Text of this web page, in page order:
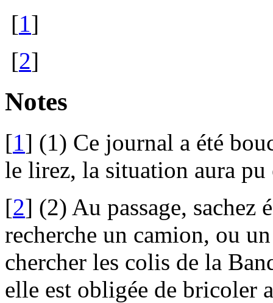
[1]
[2]
Notes
[1] (1) Ce journal a été
le lirez, la situation aura pu
[2] (2) Au passage, sachez
recherche un camion, ou
chercher les colis de la
elle est obligée de bricoler